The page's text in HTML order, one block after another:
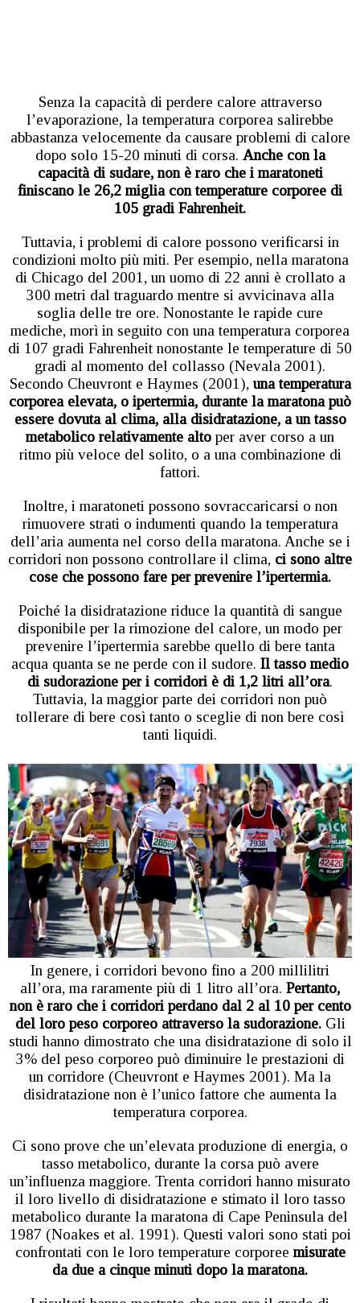
Senza la capacità di perdere calore attraverso
l’evaporazione, la temperatura corporea salirebbe
abbastanza velocemente da causare problemi di calore
dopo solo 15-20 minuti di corsa. Anche con la
capacità di sudare, non è raro che i maratoneti
finiscano le 26,2 miglia con temperature corporee di
105 gradi Fahrenheit.
Tuttavia, i problemi di calore possono verificarsi in
condizioni molto più miti. Per esempio, nella maratona
di Chicago del 2001, un uomo di 22 anni è crollato a
300 metri dal traguardo mentre si avvicinava alla
soglia delle tre ore. Nonostante le rapide cure
mediche, morì in seguito con una temperatura corporea
di 107 gradi Fahrenheit nonostante le temperature di 50
gradi al momento del collasso (Nevala 2001).
Secondo Cheuvront e Haymes (2001),una temperatura
corporea elevata, o ipertermia, durante la maratona può
essere dovuta al clima, alla disidratazione, a un tasso
metabolico relativamente alto per aver corso a un
ritmo più veloce del solito, o a una combinazione di
fattori.
Inoltre, i maratoneti possono sovraccaricarsi o non
rimuovere strati o indumenti quando la temperatura
dell’aria aumenta nel corso della maratona. Anche se i
corridori non possono controllare il clima, ci sono altre
cose che possono fare per prevenire l’ipertermia.
Poiché la disidratazione riduce la quantità di sangue
disponibile per la rimozione del calore, un modo per
prevenire l’ipertermia sarebbe quello di bere tanta
acqua quanta se ne perde con il sudore. Il tasso medio
di sudorazione per i corridori è di 1,2 litri all’ora.
Tuttavia, la maggior parte dei corridori non può
tollerare di bere così tanto o sceglie di non bere così
tanti liquidi.
In genere, i corridori bevono fino a 200 millilitri
all’ora, ma raramente più di 1 litro all’ora. Pertanto,
non è raro che i corridori perdano dal 2 al 10 per cento
del loro peso corporeo attraverso la sudorazione.Gli
studi hanno dimostrato che una disidratazione di solo il
3% del peso corporeo può diminuire le prestazioni di
un corridore (Cheuvront e Haymes 2001). Ma la
disidratazione non è l’unico fattore che aumenta la
temperatura corporea.
Ci sono prove che un’elevata produzione di energia, o
tasso metabolico, durante la corsa può avere
un’influenza maggiore. Trenta corridori hanno misurato
il loro livello di disidratazione e stimato il loro tasso
metabolico durante la maratona di Cape Peninsula del
1987 (Noakes et al. 1991). Questi valori sono stati poi
confrontati con le loro temperature corporeemisurate
da due a cinque minuti dopo la maratona.